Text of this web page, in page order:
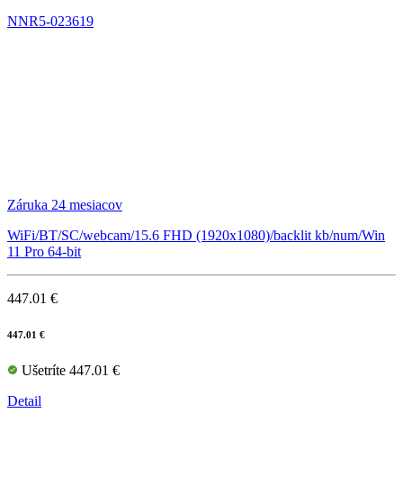
NNR5-023619
Záruka 24 mesiacov
WiFi/BT/SC/webcam/15.6 FHD (1920x1080)/backlit kb/num/Win
11 Pro 64-bit
447.01 €
447.01 €
Ušetríte 447.01 €
Detail